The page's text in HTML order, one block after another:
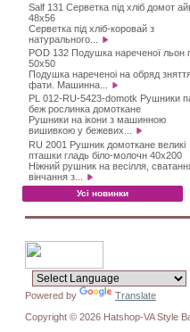
Salf 131 Серветка під хліб домот
48х56
Серветка під хліб-коровай з
натурального...
POD 132 Подушка нареченої льон
50х50
Подушка нареченоі на обряд
фати. Машинна...
PL 012-RU-5423-domotk Рушники
беж рослинка домоткане
Рушники на ікони з машинною
вишивкою у бежевих...
RU 2001 Рушник домоткане великі
пташки гладь біло-молочн 40х200
Ніжний рушник на весілля,
вінчання з...
Усі новинки
Powered by
Translate
Copyright © 2026 Hatshop-VA Style